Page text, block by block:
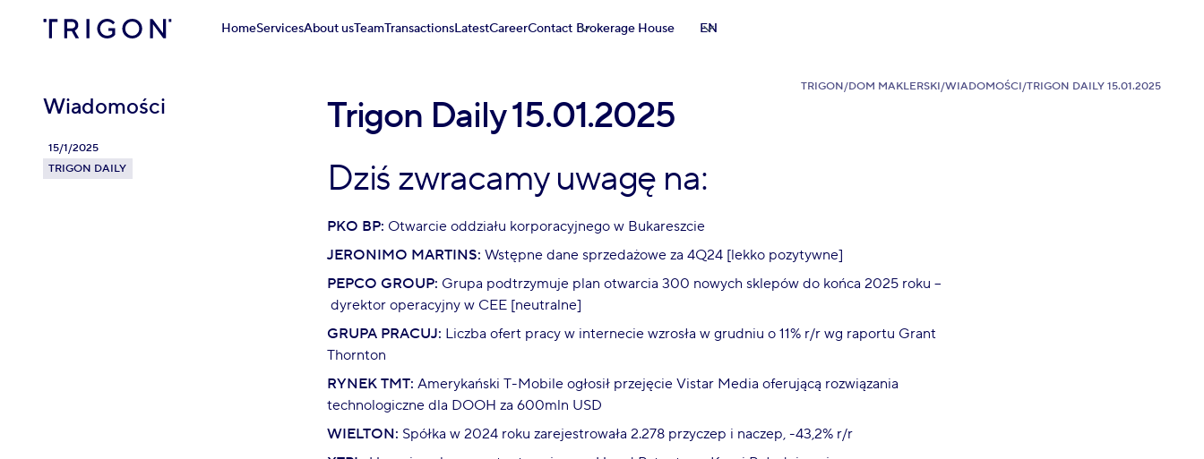
HomeServicesAbout usTeamTransactionsLatestCareerContact Brokerage House EN
TRIGON/DOM MAKLERSKI/WIADOMOŚCI/TRIGON DAILY 15.01.2025
Wiadomości Trigon Daily 15.01.2025
15/1/2025
TRIGON DAILY
Dziś zwracamy uwagę na:
PKO BP: Otwarcie oddziału korporacyjnego w Bukareszcie
JERONIMO MARTINS: Wstępne dane sprzedażowe za 4Q24 [lekko pozytywne]
PEPCO GROUP: Grupa podtrzymuje plan otwarcia 300 nowych sklepów do końca 2025 roku –
dyrektor operacyjny w CEE [neutralne]
GRUPA PRACUJ: Liczba ofert pracy w internecie wzrosła w grudniu o 11% r/r wg raportu Grant
Thornton
RYNEK TMT: Amerykański T-Mobile ogłosił przejęcie Vistar Media oferującą rozwiązania
technologiczne dla DOOH za 600mln USD
WIELTON: Spółka w 2024 roku zarejestrowała 2.278 przyczep i naczep, -43,2% r/r